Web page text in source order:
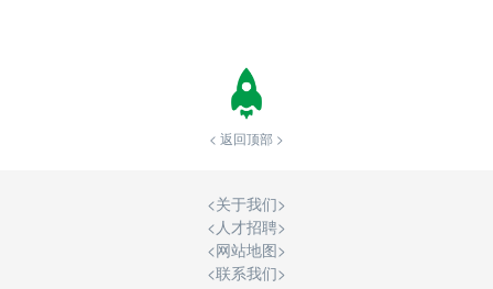
< 返回顶部 >
<关于我们>
< 人才招聘>
<网站地图>
<联系我们>